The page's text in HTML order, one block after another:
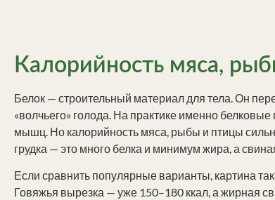
Калорийность мяса,
Белок — строительный материал для тела. Он
«волчьего» голода. На практике именно
мышц. Но калорийность мяса, рыбы и птицы
грудка — это много белка и минимум жира, а
Если сравнить популярные варианты, картина
Говяжья вырезка — уже 150–180 ккал, а жирная